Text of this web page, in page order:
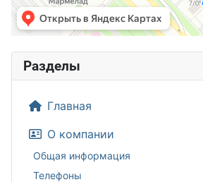
Разделы
Главная
О компании
Общая информация
Телефоны